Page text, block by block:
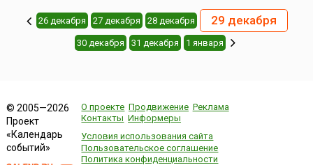
26 декабря 27 декабря 28 декабря 29 декабря
30 декабря 31 декабря 1 января
© 2005—2026
Проект
«Календарь
событий»
О проекте Продвижение Реклама
Контакты Информеры
Условия использования сайта
Пользовательское соглашение
Политика конфиденциальности